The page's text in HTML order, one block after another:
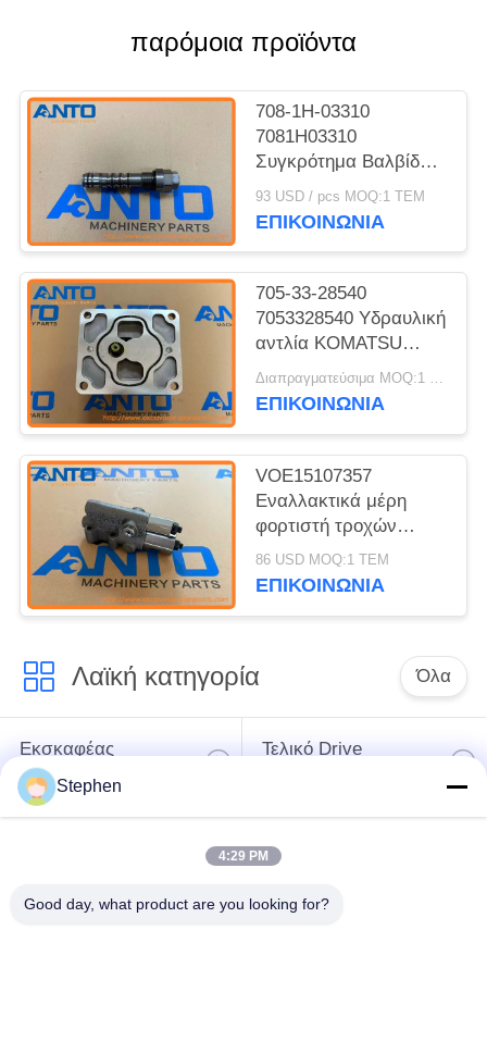
παρόμοια προϊόντα
708-1H-03310
7081H03310
Συγκρότημα Βαλβίδας
KOMATSU
Ανταλλακτικά για
93 USD / pcs MOQ:1 ΤΕΜ
ΕΠΙΚΟΙΝΩΝΙΑ
705-33-28540
7053328540 Υδραυλική
αντλία KOMATSU
Εναλλακτικά για
φορτιστή τροχών
Διαπραγματεύσιμα MOQ:1 ΤΕΜ
ΕΠΙΚΟΙΝΩΝΙΑ
VOE15107357
Εναλλακτικά μέρη
φορτιστή τροχών
βαλβίδων ελέγχου για
L45H L50F L110F
86 USD MOQ:1 ΤΕΜ
ΕΠΙΚΟΙΝΩΝΙΑ
Λαϊκή κατηγορία Όλα
Εκσκαφέας
ανταλλακτικών
Τελικό Drive
μέρη μηχανών
Stephen
4:29 PM
Good day, what product are you looking for?